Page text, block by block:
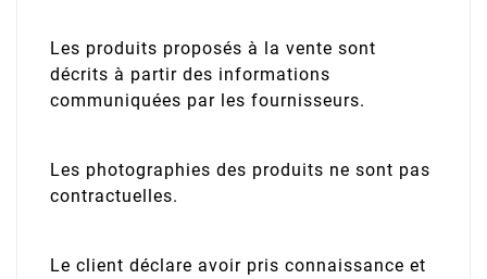
Les produits proposés à la vente sont
décrits à partir des informations
communiquées par les fournisseurs.
Les photographies des produits ne sont pas
contractuelles.
Le client déclare avoir pris connaissance et